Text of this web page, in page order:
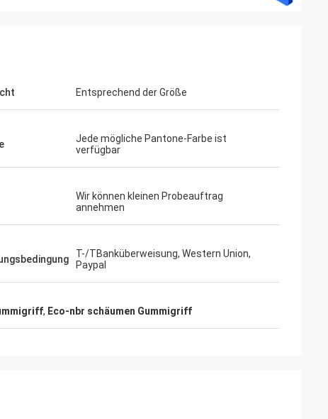
Entsprechend der Größe
Jede mögliche Pantone-Farbe ist
verfügbar
Wir können kleinen Probeauftrag
annehmen
T-/TBanküberweisung, Western Union,
Paypal
, Eco-nbr schäumen Gummigriff